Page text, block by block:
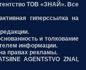
ТОВ «ЗНАЙ». Все
гиперссылка на
и толкование
информации.
правах рекламы.
AGENTSTVO ZNAI,